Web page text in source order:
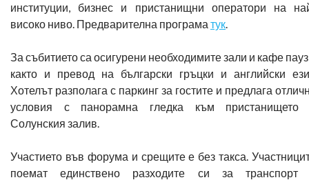
институции, бизнес и пристанищни оператори на
високо ниво. Предварителна програма тук.
За събитието са осигурени необходимите зали и кафе
както и превод на български гръцки и английски
Хотелът разполага с паркинг за гостите и предлага
условия с панорамна гледка към пристанището
Солунския залив.
Участието във форума и срещите е без такса.
поемат единствено разходите си за транспорт